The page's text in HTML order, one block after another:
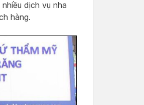
dịch vụ nha
hàng.